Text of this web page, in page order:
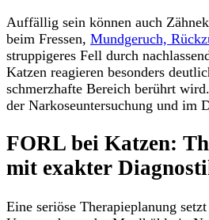
Auffällig sein können auch
beim Fressen, Mundgeruch,
struppigeres Fell durch
Katzen reagieren besonders
schmerzhafte Bereich berührt
der Narkoseuntersuchung und im
FORL bei Katzen:
mit exakter
Eine seriöse Therapieplanung